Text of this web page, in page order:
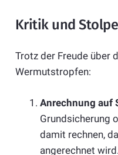
Kritik und
Trotz der Freude über
Wermutstropfen:
Anrechnung auf
Grundsicherung
damit rechnen,
angerechnet